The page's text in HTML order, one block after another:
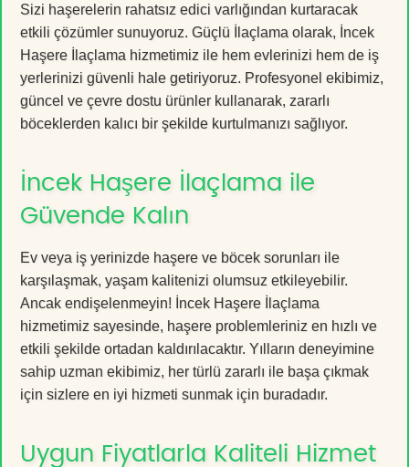
Sizi haşerelerin rahatsız edici varlığından kurtaracak
etkili çözümler sunuyoruz. Güçlü İlaçlama olarak, İncek
Haşere İlaçlama hizmetimiz ile hem evlerinizi hem de iş
yerlerinizi güvenli hale getiriyoruz. Profesyonel ekibimiz,
güncel ve çevre dostu ürünler kullanarak, zararlı
böceklerden kalıcı bir şekilde kurtulmanızı sağlıyor.
İncek Haşere İlaçlama ile
Güvende Kalın
Ev veya iş yerinizde haşere ve böcek sorunları ile
karşılaşmak, yaşam kalitenizi olumsuz etkileyebilir.
Ancak endişelenmeyin! İncek Haşere İlaçlama
hizmetimiz sayesinde, haşere problemleriniz en hızlı ve
etkili şekilde ortadan kaldırılacaktır. Yılların deneyimine
sahip uzman ekibimiz, her türlü zararlı ile başa çıkmak
için sizlere en iyi hizmeti sunmak için buradadır.
Uygun Fiyatlarla Kaliteli Hizmet